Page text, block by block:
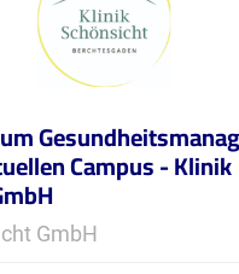
Campus - Klinik
GmbH